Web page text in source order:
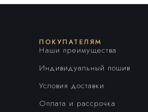
ПОКУПАТЕЛЯМ
Наши преимущества
Индивидуальный пошив
Условия доставки
Оплата и рассрочка